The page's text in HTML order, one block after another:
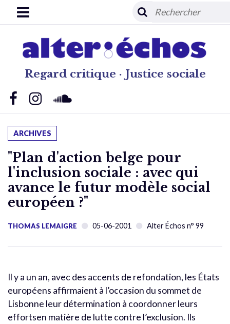
Regard critique · Justice sociale
ARCHIVES
"Plan d'action belge pour
l'inclusion sociale : avec qui
avance le futur modèle social
européen ?"
THOMAS LEMAIGRE 05-06-2001 Alter Échos n° 99
Il y a un an, avec des accents de refondation, les États
européens affirmaient à l’occasion du sommet de
Lisbonne leur détermination à coordonner leurs
effortsen matière de lutte contre l’exclusion. Ils